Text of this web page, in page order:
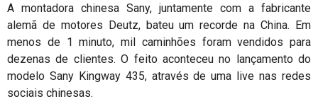
A montadora chinesa Sany, juntamente com a fabricante
alemã de motores Deutz, bateu um recorde na China. Em
menos de 1 minuto, mil caminhões foram vendidos para
dezenas de clientes. O feito aconteceu no lançamento do
modelo Sany Kingway 435, através de uma live nas redes
sociais chinesas.